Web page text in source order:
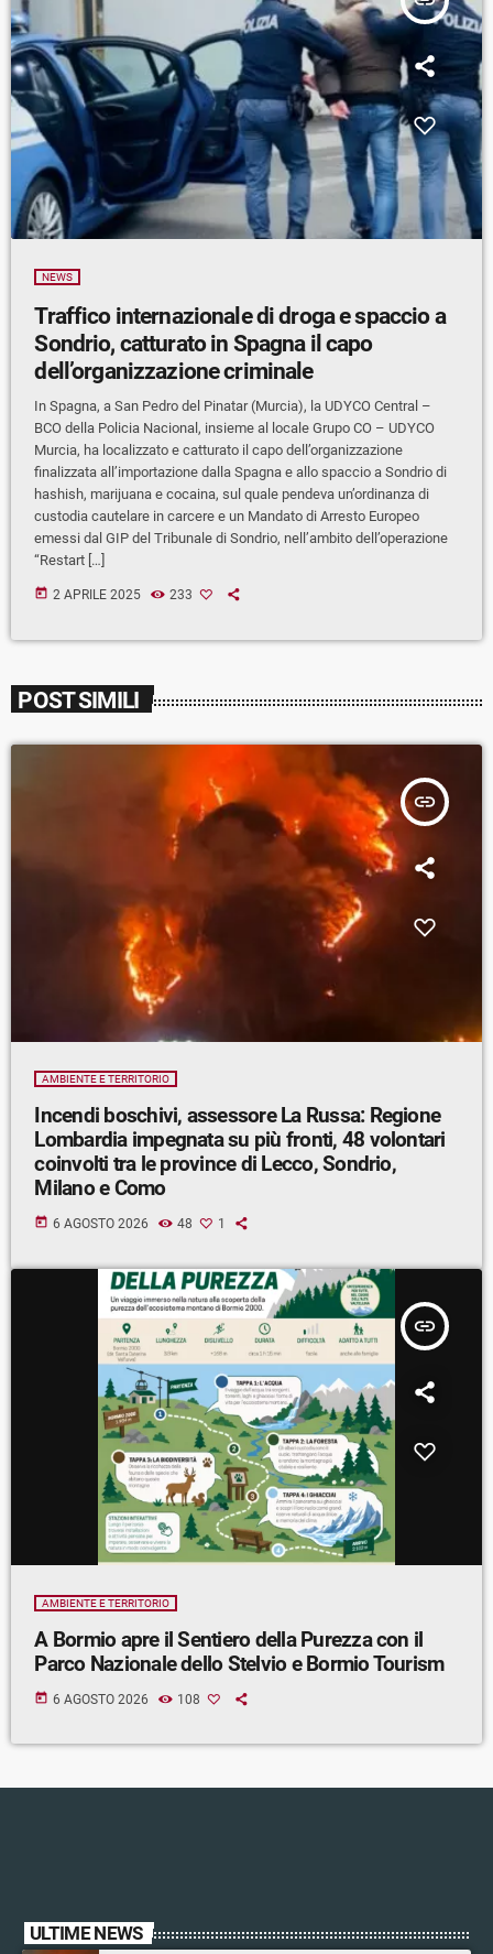
NEWS
Traffico internazionale di droga e spaccio a
Sondrio, catturato in Spagna il capo
dell’organizzazione criminale
In Spagna, a San Pedro del Pinatar (Murcia), la UDYCO Central –
BCO della Policia Nacional, insieme al locale Grupo CO – UDYCO
Murcia, ha localizzato e catturato il capo dell’organizzazione
finalizzata all’importazione dalla Spagna e allo spaccio a Sondrio di
hashish, marijuana e cocaina, sul quale pendeva un’ordinanza di
custodia cautelare in carcere e un Mandato di Arresto Europeo
emessi dal GIP del Tribunale di Sondrio, nell’ambito dell’operazione
“Restart […]
today 2 APRILE 2025 233
POST SIMILI
insert_link
AMBIENTE E TERRITORIO
Incendi boschivi, assessore La Russa: Regione
Lombardia impegnata su più fronti, 48 volontari
coinvolti tra le province di Lecco, Sondrio,
Milano e Como
today 6 AGOSTO 2026 48 1
insert_link
AMBIENTE E TERRITORIO
A Bormio apre il Sentiero della Purezza con il
Parco Nazionale dello Stelvio e Bormio Tourism
today 6 AGOSTO 2026 108
ULTIME NEWS